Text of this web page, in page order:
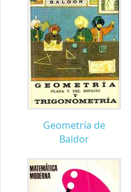
Geometría de
Baldor